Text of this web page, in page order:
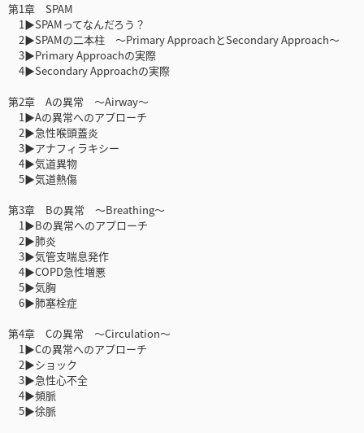
第1章 SPAM
1▶SPAMってなんだろう？
2▶SPAMの二本柱 〜Primary ApproachとSecondary Approach〜
3▶Primary Approachの実際
4▶Secondary Approachの実際
第2章 Aの異常 〜Airway〜
1▶Aの異常へのアプローチ
2▶急性喉頭蓋炎
3▶アナフィラキシー
4▶気道異物
5▶気道熱傷
第3章 Bの異常 〜Breathing〜
1▶Bの異常へのアプローチ
2▶肺炎
3▶気管支喘息発作
4▶COPD急性増悪
5▶気胸
6▶肺塞栓症
第4章 Cの異常 〜Circulation〜
1▶Cの異常へのアプローチ
2▶ショック
3▶急性心不全
4▶頻脈
5▶徐脈